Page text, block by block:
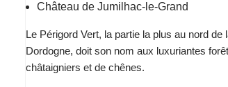
Château de Jumilhac-le-Grand
Le Périgord Vert, la partie la plus au nord de
Dordogne, doit son nom aux luxuriantes
châtaigniers et de chênes.